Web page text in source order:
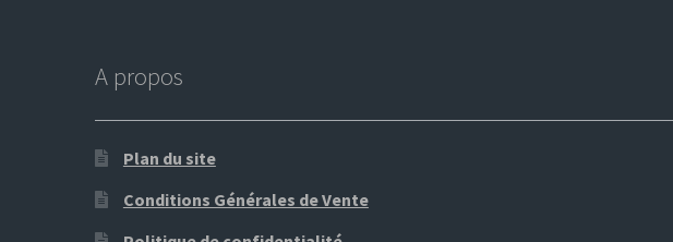
A propos
Plan du site
Conditions Générales de Vente